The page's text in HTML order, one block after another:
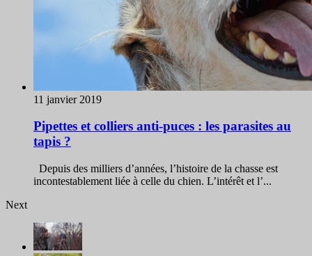
11 janvier 2019
Pipettes et colliers anti-puces : les parasites au
tapis ?
Depuis des milliers d’années, l’histoire de la chasse est
incontestablement liée à celle du chien. L’intérêt et l’...
Next